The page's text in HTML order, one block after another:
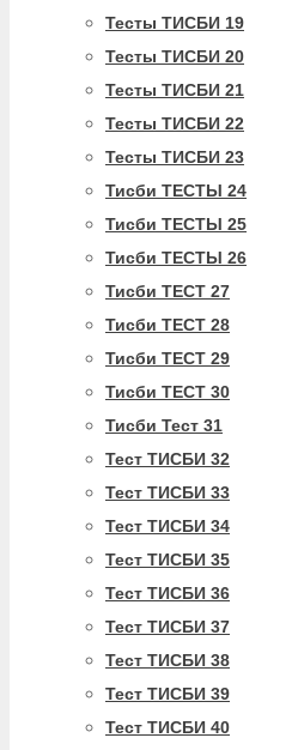
Тесты ТИСБИ 19
Тесты ТИСБИ 20
Тесты ТИСБИ 21
Тесты ТИСБИ 22
Тесты ТИСБИ 23
Тисби ТЕСТЫ 24
Тисби ТЕСТЫ 25
Тисби ТЕСТЫ 26
Тисби ТЕСТ 27
Тисби ТЕСТ 28
Тисби ТЕСТ 29
Тисби ТЕСТ 30
Тисби Тест 31
Тест ТИСБИ 32
Тест ТИСБИ 33
Тест ТИСБИ 34
Тест ТИСБИ 35
Тест ТИСБИ 36
Тест ТИСБИ 37
Тест ТИСБИ 38
Тест ТИСБИ 39
Тест ТИСБИ 40